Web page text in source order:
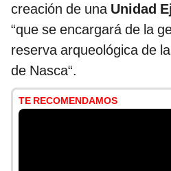
creación de una Unidad
“que se encargará de la
reserva arqueológica de
de Nasca“.
TE RECOMENDAMOS